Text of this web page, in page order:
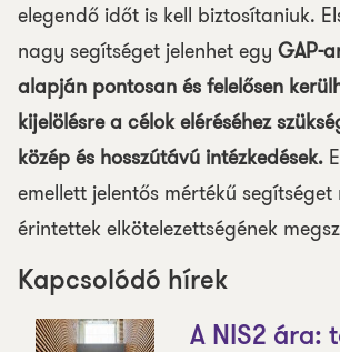
elegendő időt is kell biztosítaniuk.
nagy segítséget jelenhet egy GAP-
alapján pontosan és felelősen
kijelölésre a célok eléréséhez
közép és hosszútávú intézkedések.
emellett jelentős mértékű
érintettek elkötelezettségének
Kapcsolódó hírek
A NIS2 ára: